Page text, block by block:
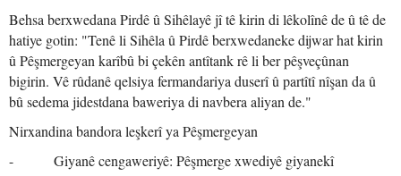
Behsa berxwedana Pirdê û Sihêlayê jî tê kirin di lêkolînê de û tê de
hatiye gotin: "Tenê li Sihêla û Pirdê berxwedaneke dijwar hat kirin
û Pêşmergeyan karîbû bi çekên antîtank rê li ber pêşveçûnan
bigirin. Vê rûdanê qelsiya fermandariya duserî û partîtî nîşan da û
bû sedema jidestdana baweriya di navbera aliyan de."
Nirxandina bandora leşkerî ya Pêşmergeyan
- Giyanê cengaweriyê: Pêşmerge xwediyê giyanekî